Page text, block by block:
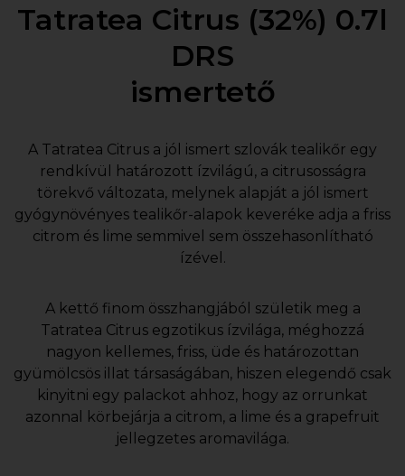
Tatratea Citrus (32%) 0.7l
DRS
ismertető
A Tatratea Citrus a jól ismert szlovák tealikőr egy
rendkívül határozott ízvilágú, a citrusosságra
törekvő változata, melynek alapját a jól ismert
gyógynövényes tealikőr-alapok keveréke adja a friss
citrom és lime semmivel sem összehasonlítható
ízével.
A kettő finom összhangjából születik meg a
Tatratea Citrus egzotikus ízvilága, méghozzá
nagyon kellemes, friss, üde és határozottan
gyümölcsös illat társaságában, hiszen elegendő csak
kinyitni egy palackot ahhoz, hogy az orrunkat
azonnal körbejárja a citrom, a lime és a grapefruit
jellegzetes aromavilága.